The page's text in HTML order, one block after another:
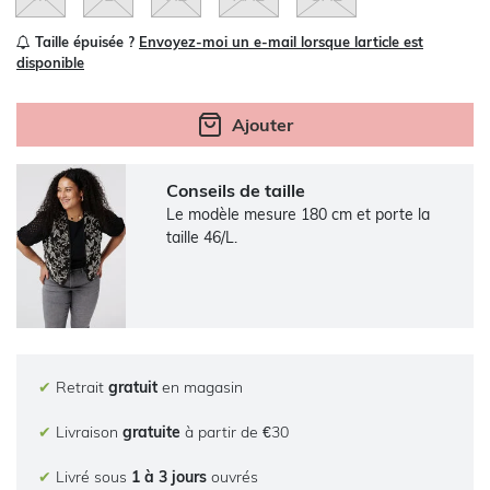
Taille épuisée ? Envoyez-moi un e-mail lorsque larticle est
disponible
Ajouter
Conseils de taille
Le modèle mesure 180 cm et porte la
taille 46/L.
✔ Retrait gratuit en magasin
✔ Livraison gratuite à partir de €30
✔ Livré sous 1 à 3 jours ouvrés